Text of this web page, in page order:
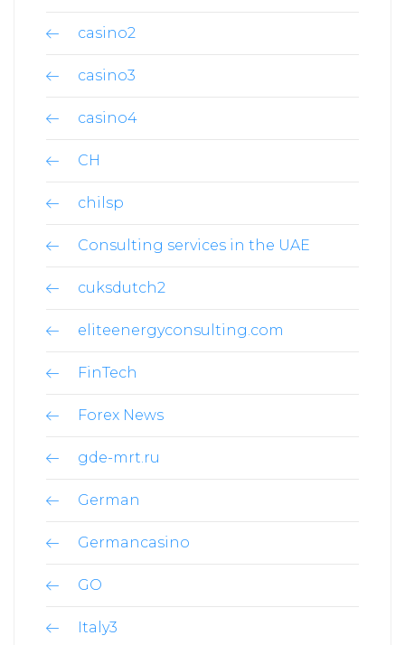
casino2
casino3
casino4
CH
chilsp
Consulting services in the UAE
cuksdutch2
eliteenergyconsulting.com
FinTech
Forex News
gde-mrt.ru
German
Germancasino
GO
Italy3